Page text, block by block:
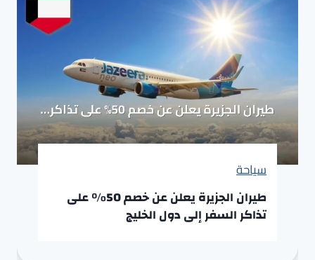
سياحة
طيران الجزيرة يعلن عن خصم 50% على
تذاكر السفر إلى دول الخليج